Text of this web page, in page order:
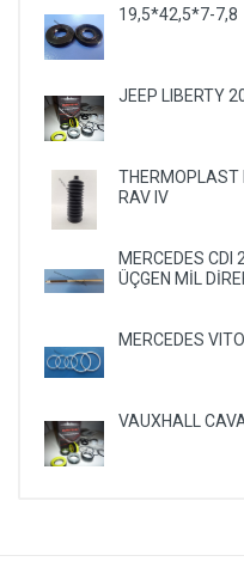
19,5*42,5*7-7,8
JEEP LIBERTY
THERMOPLAST
RAV IV
MERCEDES
ÜÇGEN MİL
MERCEDES
VAUXHALL